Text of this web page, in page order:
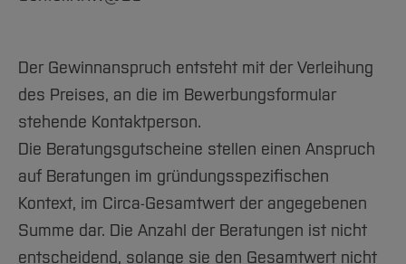
Der Gewinnanspruch entsteht mit der Verleihung
des Preises, an die im Bewerbungsformular
stehende Kontaktperson.
Die Beratungsgutscheine stellen einen Anspruch
auf Beratungen im gründungsspezifischen
Kontext, im Circa-Gesamtwert der angegebenen
Summe dar. Die Anzahl der Beratungen ist nicht
entscheidend, solange sie den Gesamtwert nicht